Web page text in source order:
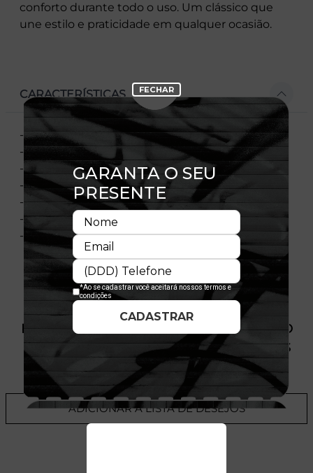
conforto durante todo o uso. Um clássico que
une estilo e praticidade em qualquer ocasião.
CARACTERÍSTICAS
- Modelo Ajustável
- Aba curva
- Copa estruturada
- Flag bordada no lado esquerdo
- Importado
- Licença Oficial
- Composição:100% Algodão
PRODUTO SEM ESTOQUE DÍSPONÍVEL NO
SITE, CONSULTE A DISPONIBILIDADE NAS
LOJAS
ADICIONAR A LISTA DE DESEJOS